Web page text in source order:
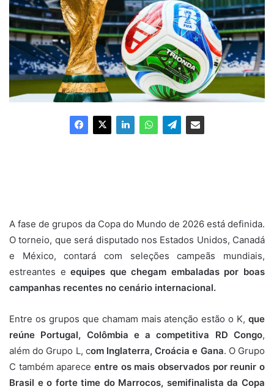
A fase de grupos da Copa do Mundo de 2026 está definida.
O torneio, que será disputado nos Estados Unidos, Canadá
e México, contará com seleções campeãs mundiais,
estreantes eequipes que chegam embaladas por boas
campanhas recentes no cenário internacional.
Entre os grupos que chamam mais atenção estão o K, que
reúne Portugal, Colômbia e a competitiva RD Congo,
além do Grupo L, com Inglaterra, Croácia e Gana. O Grupo
C também aparece entre os mais observados por reunir o
Brasil e o forte time do Marrocos, semifinalista da Copa